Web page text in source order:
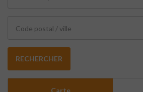
Code postal / ville
RECHERCHER
Carte